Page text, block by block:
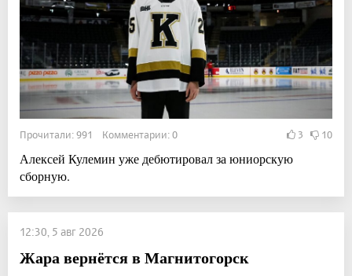
Прочитали: 991 Комментарии: 0 3 10
Алексей Кулемин уже дебютировал за юниорскую
сборную.
12:30, 5 авг 2026
Жара вернётся в Магнитогорск